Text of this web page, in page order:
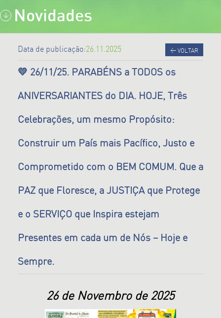
Novidades
Data de publicação:26.11.2025 < VOLTAR
💛 26/11/25. PARABÉNS a TODOS os
ANIVERSARIANTES do DIA. HOJE, Três
Celebrações, um mesmo Propósito:
Construir um País mais Pacífico, Justo e
Comprometido com o BEM COMUM. Que a
PAZ que Floresce, a JUSTIÇA que Protege
e o SERVIÇO que Inspira estejam
Presentes em cada um de Nós – Hoje e
Sempre.
26de Novembro de 2025